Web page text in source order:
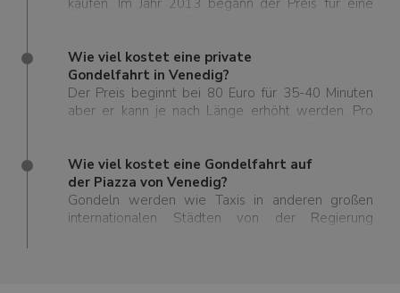
kaufen. Im Jahr 2013 begann der Preis für eine
Wie viel kostet eine private
Gondelfahrt in Venedig?
Der Preis beginnt bei 80 Euro für 35-40 Minuten
aber er kann je nach Länge erhöht werden. Pro
für eine Gondelfahrt in Venedig nach 19:00 Uhr auf
100 Euro für dieselben 35-40 Minuten steigen und
pro zusätzliche 20 Minuten 50 Euro mehr kosten.
Wie viel kostet eine Gondelfahrt auf
der Piazza von Venedig?
Gondeln werden wie Taxis in anderen großen
internationalen Städten von der Regierung